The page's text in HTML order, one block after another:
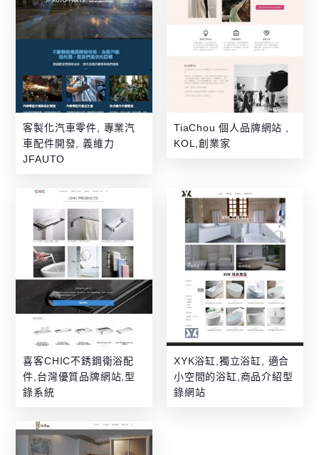
客製化汽車零件, 專業汽
車配件開發, 義維力
JFAUTO
TiaChou 個人品牌網站 ,
KOL,創業家
喜客CHIC不銹鋼衛浴配
件,台灣優質品牌網站,型
錄系統
XYK浴缸,獨立浴缸, 適合
小空間的浴缸,商品介紹型
錄網站